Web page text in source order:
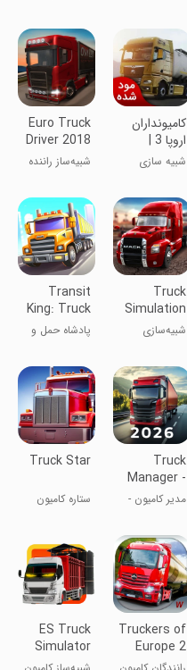
Classic
متحده
کامیونداران
اروپا 3 |
نسخه مود
شبیه سازی
Euro Truck
Driver 2018
شبیه‌ساز راننده
Truck
Simulation
19
شبیه‌سازی
Transit
King: Truck
Simulator
پادشاه حمل و
کامیون
Truck
Manager -
2026
مدیر کامیون -
Truck Star
ستاره کامیون
Truckers of
Europe 2
ES Truck
Simulator
ID